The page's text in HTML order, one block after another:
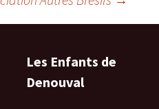
Les Enfants de
Denouval